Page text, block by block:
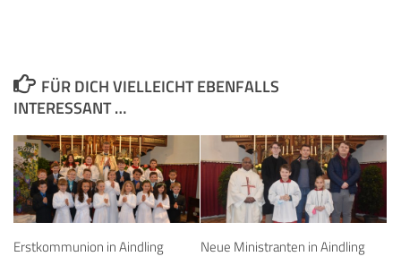
FÜR DICH VIELLEICHT EBENFALLS
INTERESSANT …
Erstkommunion in Aindling Neue Ministranten in Aindling